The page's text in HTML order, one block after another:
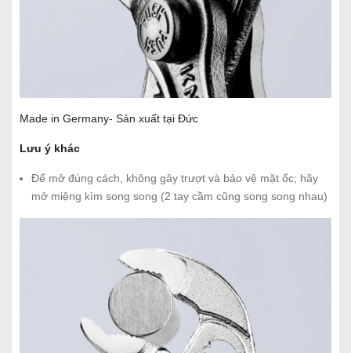
Made in Germany- Sản xuất tại Đức
Lưu ý khác
Để mở đúng cách, không gây trượt và bảo vệ mặt ốc; hãy
mở miệng kìm song song (2 tay cầm cũng song song nhau)